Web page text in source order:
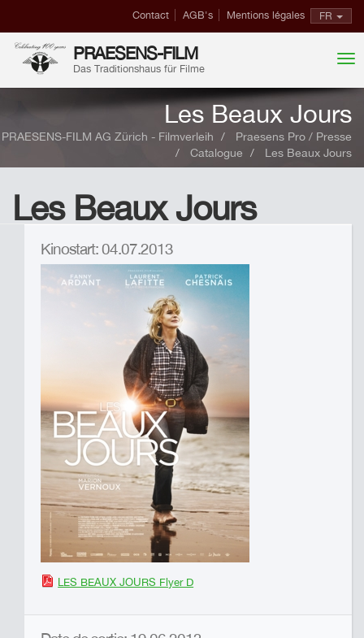
FR
Contact AGB's Mentions légales
PRAESENS-FILM
Das Traditionshaus für Filme
Les Beaux Jours
PRAESENS-FILM AG Zürich - Filmverleih
Praesens Pro / Presse
Catalogue
Les Beaux Jours
Les Beaux Jours
Kinostart: 04.07.2013
LES BEAUX JOURS Flyer D